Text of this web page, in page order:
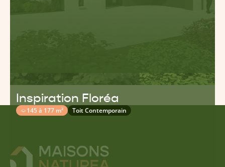
Inspiration Floréa
145 à 177 m² Toit Contemporain